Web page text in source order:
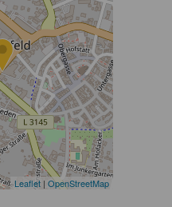
Leaflet | OpenStreetMap